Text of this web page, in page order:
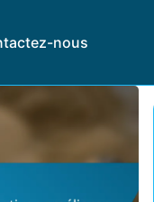
nous